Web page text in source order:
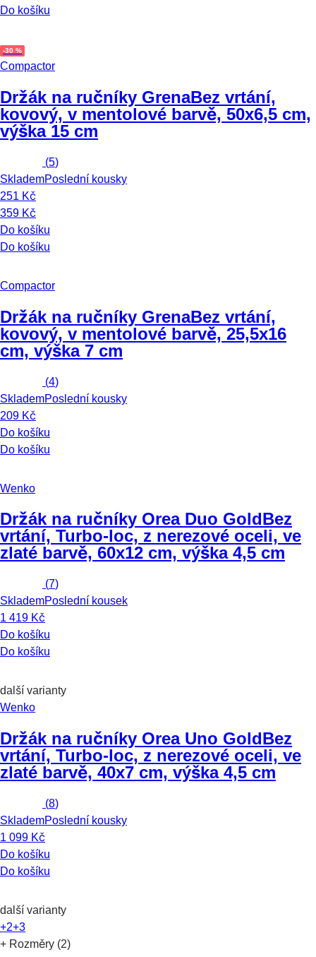
Do košíku
-30 %
Compactor
Držák na ručníky GrenaBez vrtání,
kovový, v mentolové barvě, 50x6,5 cm,
výška 15 cm
(5)
SklademPoslední kousky
251 Kč
359 Kč
Do košíku
Do košíku
Compactor
Držák na ručníky GrenaBez vrtání,
kovový, v mentolové barvě, 25,5x16
cm, výška 7 cm
(4)
SklademPoslední kousky
209 Kč
Do košíku
Do košíku
Wenko
Držák na ručníky Orea Duo GoldBez
vrtání, Turbo-loc, z nerezové oceli, ve
zlaté barvě, 60x12 cm, výška 4,5 cm
(7)
SklademPoslední kousek
1 419 Kč
Do košíku
Do košíku
další varianty
Wenko
Držák na ručníky Orea Uno GoldBez
vrtání, Turbo-loc, z nerezové oceli, ve
zlaté barvě, 40x7 cm, výška 4,5 cm
(8)
SklademPoslední kousky
1 099 Kč
Do košíku
Do košíku
další varianty
+2+3
+ Rozměry (2)